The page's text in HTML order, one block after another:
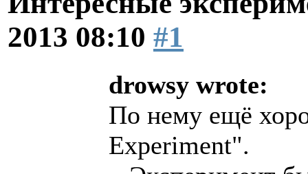
2013 08:10 #1
drowsy wrote:
По нему ещё
Experiment".